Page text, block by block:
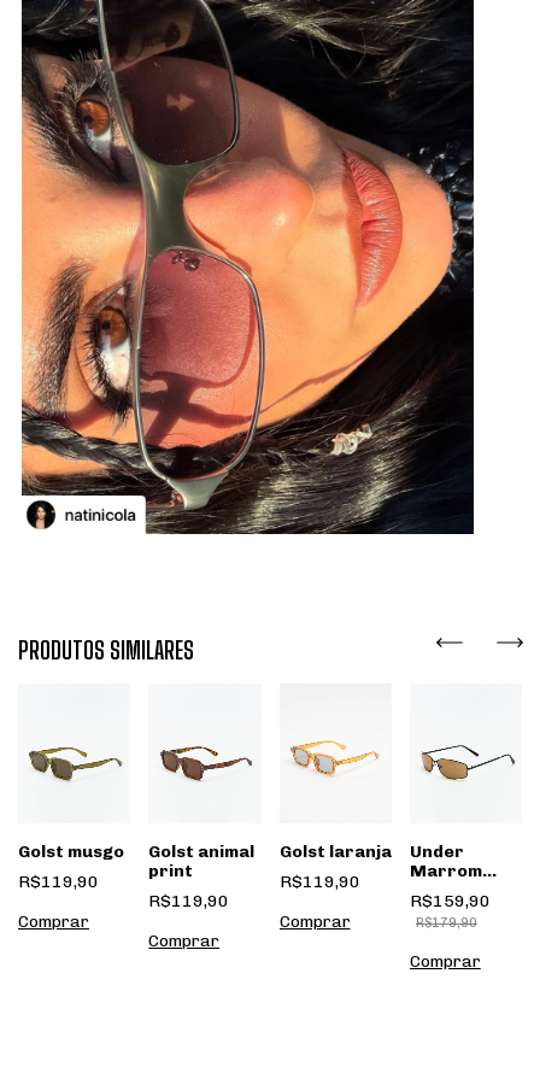
PRODUTOS SIMILARES
Golst musgo
R$119,90
Golst animal
print
R$119,90
Golst laranja
R$119,90
Under
Marrom
claro
R$159,90
R$179,90